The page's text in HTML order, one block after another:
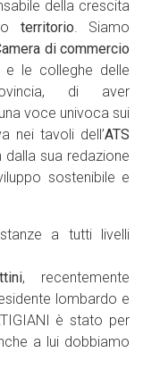
della crescita
territorio . Siamo
di commercio
e le colleghe delle
di aver
voce univoca sui
nei tavoli dell’ATS
sua redazione
sostenibile e
a tutti livelli
, recentemente
lombardo e
è stato per
a lui dobbiamo